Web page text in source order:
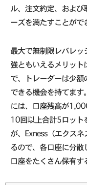
ル、注文約定、およ
ーズを満たすことがで
最大で無制限レバレッ
強ともいえるメリッ
で、トレーダーは少
できる機会を持てます
には、口座残高が
10回以上合計5ロット
が、Exness（エクス
るので、各口座に分
口座をたくさん保有す